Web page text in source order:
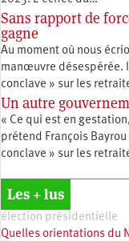
Sans rapport de
gagne
Au moment où nous
manœuvre désespérée.
conclave » sur les
Un autre
« Ce qui est en
prétend François
conclave » sur les
Les + lus
élection présidentielle
Quelles orientations du